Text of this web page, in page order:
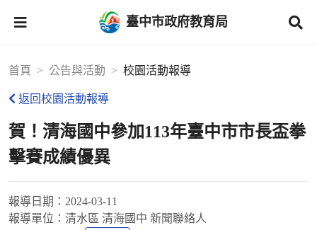
臺中市政府教育局
首頁 公告與活動 校園活動報導
返回校園活動報導
賀！清海國中參加113年臺中市市長盃拳
擊賽成績優異
報導日期： 2024-03-11
報導單位： 清水區 清海國中 新聞聯絡人